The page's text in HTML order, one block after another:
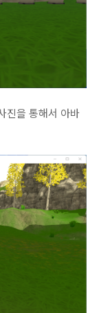
진을 통해서 아바